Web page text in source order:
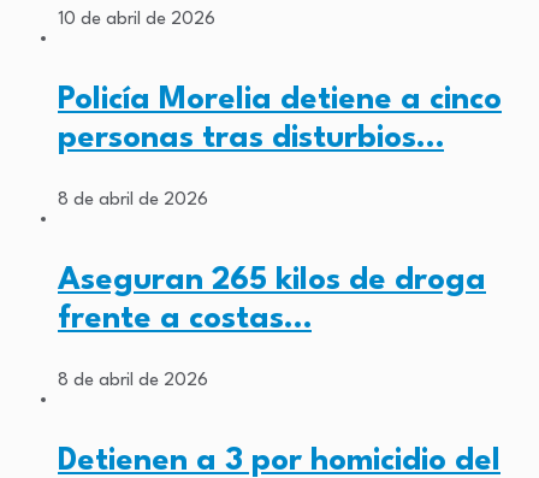
10 de abril de 2026
Policía Morelia detiene a cinco
personas tras disturbios…
8 de abril de 2026
Aseguran 265 kilos de droga
frente a costas…
8 de abril de 2026
Detienen a 3 por homicidio del